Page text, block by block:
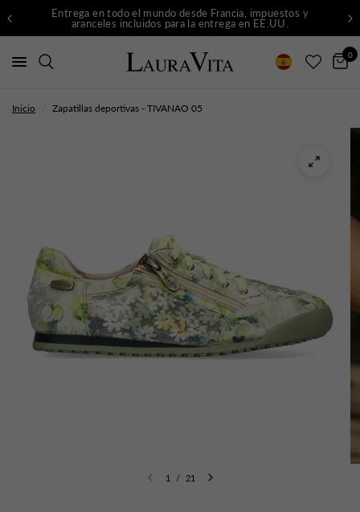
Entrega en todo el mundo desde Francia, impuestos y
aranceles incluidos para la entrega en EE.UU.
0
Inicio Zapatillas deportivas - TIVANAO 05
1 / 21